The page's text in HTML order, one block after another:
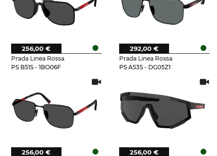
Prada Linea Rossa
PS B51S - 1BO06F
256,00 €
Prada Linea Rossa
PS A53S - DG05Z1
292,00 €
256,00 € 256,00 €